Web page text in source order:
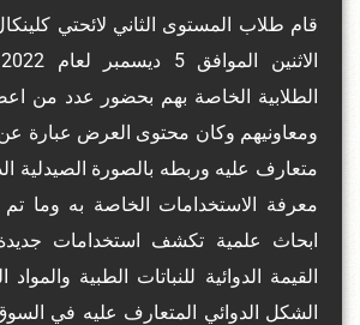
قام طلاب المستوى الثاني لائحتي
الطلابية الخاصة بهم بحضور عدد من
ومعاونيهم وكان محتوى العرض عبارة
متعارف عليه وربطه بالصورة الصيدلية
معرفة الاستخدامات الخاصة به وما
ابحاث علمية تكشف استخدامات
القيمة الدوائية للنباتات الطبية
الشكل الدوائي المتعارف عليه في